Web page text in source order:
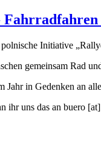
Initiative
gemeinsam Rad
Jahr in Gedenken an
ihr uns das an buero [at]